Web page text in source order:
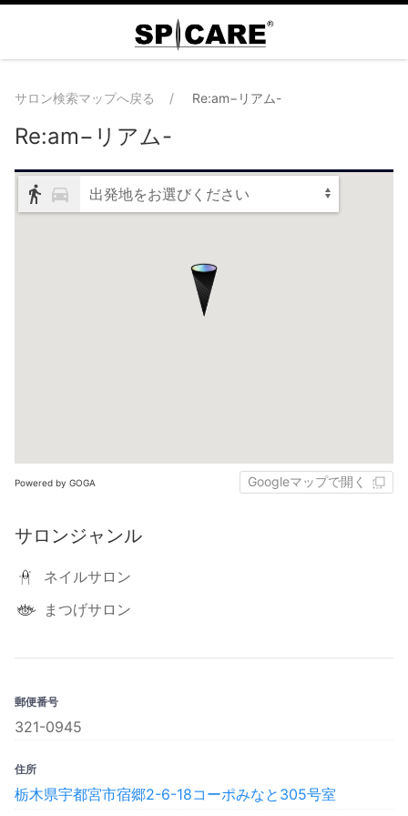
サロン検索マップへ戻る Re:am−リアム-
Re:am−リアム-
出発地をお選びください
Powered by GOGA Googleマップで開く
サロンジャンル
ネイルサロン
まつげサロン
郵便番号
321-0945
住所
栃木県宇都宮市宿郷2-6-18コーポみなと305号室